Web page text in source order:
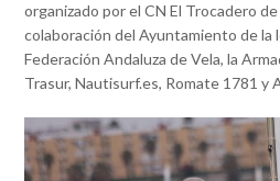
organizado por el CN El Trocadero
colaboración del Ayuntamiento de la
Federación Andaluza de Vela, la
Trasur, Nautisurf.es, Romate 1781 y